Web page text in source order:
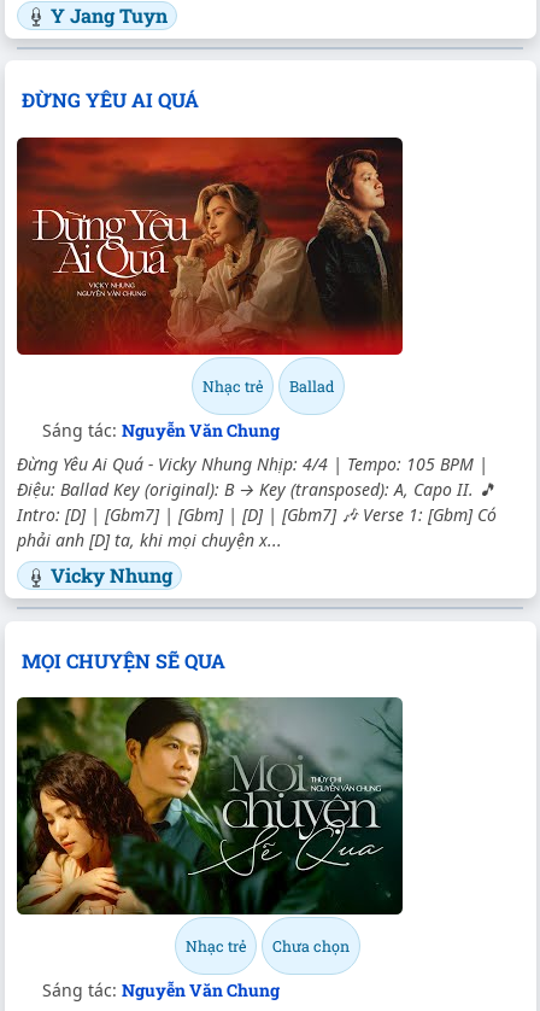
Y Jang Tuyn
ĐỪNG YÊU AI QUÁ
Nhạc trẻ Ballad
Sáng tác: Nguyễn Văn Chung
Đừng Yêu Ai Quá - Vicky Nhung Nhịp: 4/4 | Tempo: 105 BPM |
Điệu: Ballad Key (original): B → Key (transposed): A, Capo II. 🎵
Intro: [D] | [Gbm7] | [Gbm] | [D] | [Gbm7] 🎶 Verse 1: [Gbm] Có
phải anh [D] ta, khi mọi chuyện x...
Vicky Nhung
MỌI CHUYỆN SẼ QUA
Nhạc trẻ Chưa chọn
Sáng tác: Nguyễn Văn Chung